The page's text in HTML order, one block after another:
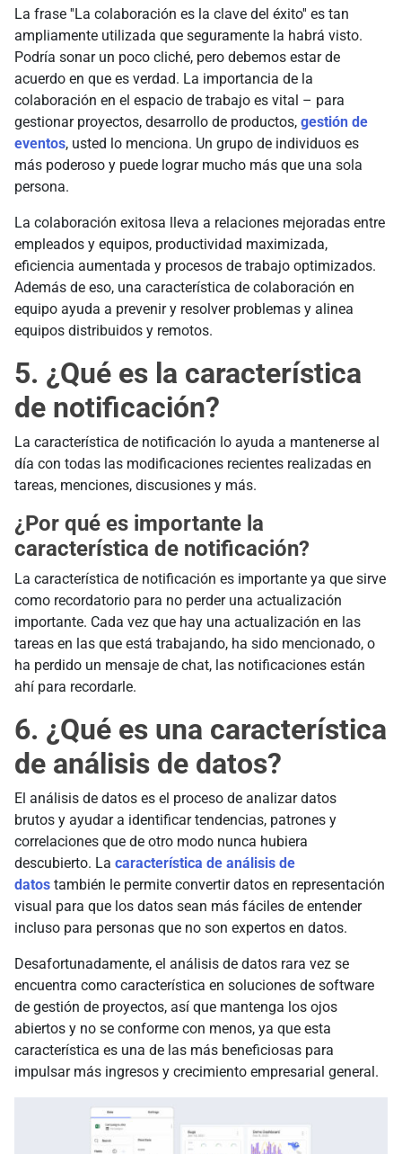
La frase ''La colaboración es la clave del éxito'' es tan
ampliamente utilizada que seguramente la habrá visto.
Podría sonar un poco cliché, pero debemos estar de
acuerdo en que es verdad. La importancia de la
colaboración en el espacio de trabajo es vital – para
gestionar proyectos, desarrollo de productos, gestión de
eventos, usted lo menciona. Un grupo de individuos es
más poderoso y puede lograr mucho más que una sola
persona.
La colaboración exitosa lleva a relaciones mejoradas entre
empleados y equipos, productividad maximizada,
eficiencia aumentada y procesos de trabajo optimizados.
Además de eso, una característica de colaboración en
equipo ayuda a prevenir y resolver problemas y alinea
equipos distribuidos y remotos.
5. ¿Qué es la característica
de notificación?
La característica de notificación lo ayuda a mantenerse al
día con todas las modificaciones recientes realizadas en
tareas, menciones, discusiones y más.
¿Por qué es importante la
característica de notificación?
La característica de notificación es importante ya que sirve
como recordatorio para no perder una actualización
importante. Cada vez que hay una actualización en las
tareas en las que está trabajando, ha sido mencionado, o
ha perdido un mensaje de chat, las notificaciones están
ahí para recordarle.
6. ¿Qué es una característica
de análisis de datos?
El análisis de datos es el proceso de analizar datos
brutos y ayudar a identificar tendencias, patrones y
correlaciones que de otro modo nunca hubiera
descubierto. La característica de análisis de
datos también le permite convertir datos en representación
visual para que los datos sean más fáciles de entender
incluso para personas que no son expertos en datos.
Desafortunadamente, el análisis de datos rara vez se
encuentra como característica en soluciones de software
de gestión de proyectos, así que mantenga los ojos
abiertos y no se conforme con menos, ya que esta
característica es una de las más beneficiosas para
impulsar más ingresos y crecimiento empresarial general.